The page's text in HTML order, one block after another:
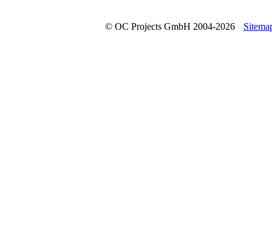
© OC Projects GmbH 2004-2026